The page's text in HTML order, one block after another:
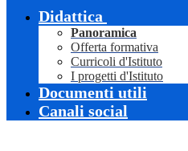
Didattica
Panoramica
Offerta formativa
Curricoli d'Istituto
I progetti d'Istituto
Documenti utili
Canali social